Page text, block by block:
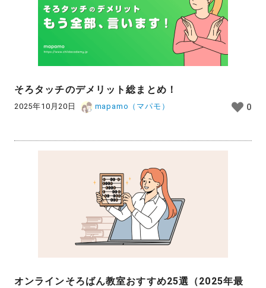
そろタッチのデメリット総まとめ！
2025年10月20日 mapamo（マパモ） 0
オンラインそろばん教室おすすめ25選（2025年最